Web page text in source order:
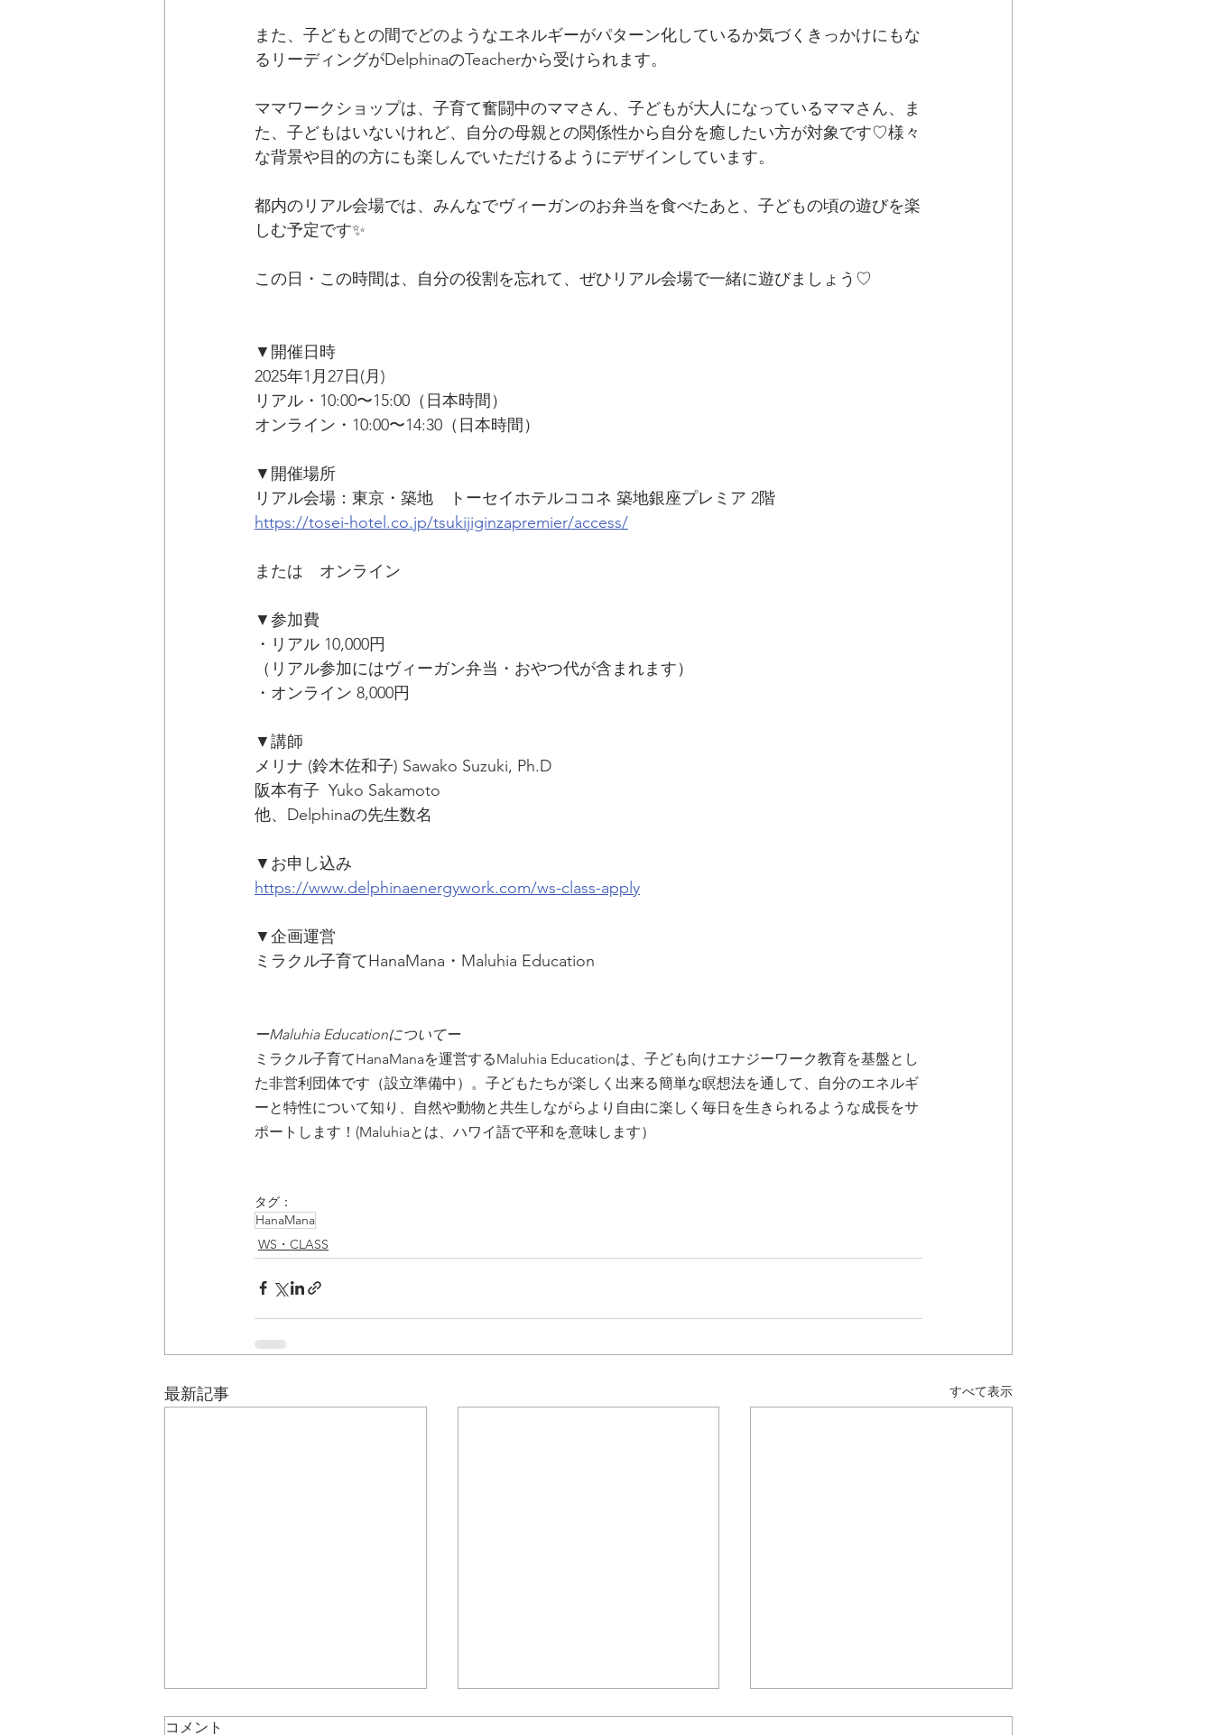
また、子どもとの間でどのようなエネルギーがパターン化しているか気づくきっかけにもな
るリーディングがDelphinaのTeacherから受けられます。
ママワークショップは、子育て奮闘中のママさん、子どもが大人になっているママさん、ま
た、子どもはいないけれど、自分の母親との関係性から自分を癒したい方が対象です♡様々
な背景や目的の方にも楽しんでいただけるようにデザインしています。
都内のリアル会場では、みんなでヴィーガンのお弁当を食べたあと、子どもの頃の遊びを楽
しむ予定です✨
この日・この時間は、自分の役割を忘れて、ぜひリアル会場で一緒に遊びましょう♡
▼開催日時
2025年1月27日(月)
リアル・10:00〜15:00（日本時間）
オンライン・10:00〜14:30（日本時間）
▼開催場所
リアル会場：東京・築地　トーセイホテルココネ 築地銀座プレミア 2階
https://tosei-hotel.co.jp/tsukijiginzapremier/access/
または　オンライン
▼参加費
・リアル 10,000円
（リアル参加にはヴィーガン弁当・おやつ代が含まれます）
・オンライン 8,000円
▼講師
メリナ (鈴木佐和子) Sawako Suzuki, Ph.D
阪本有子  Yuko Sakamoto
他、Delphinaの先生数名
▼お申し込み
https://www.delphinaenergywork.com/ws-class-apply
▼企画運営
ミラクル子育てHanaMana・Maluhia Education
ーMaluhia Educationについてー
ミラクル子育てHanaManaを運営するMaluhia Educationは、子ども向けエナジーワーク教育を基盤とし
た非営利団体です（設立準備中）。子どもたちが楽しく出来る簡単な瞑想法を通して、自分のエネルギ
ーと特性について知り、自然や動物と共生しながらより自由に楽しく毎日を生きられるような成長をサ
ポートします！(Maluhiaとは、ハワイ語で平和を意味します）
タグ：
HanaMana
WS・CLASS
最新記事 すべて表示
コメント